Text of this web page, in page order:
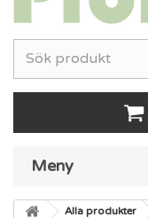
Meny
Alla produkter